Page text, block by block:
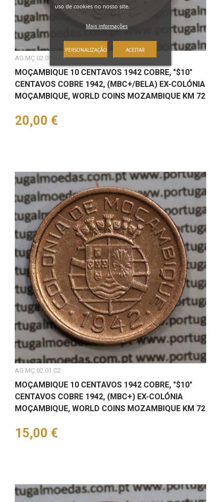
AG.MÇ.02.01.B4
MOÇAMBIQUE 10 CENTAVOS 1942 COBRE, "$10"
CENTAVOS COBRE 1942, (MBC+/BELA) EX-COLÓNIA
MOÇAMBIQUE, WORLD COINS MOZAMBIQUE KM 72
Preço
20,00 €
AG.MÇ.02.01.C2
MOÇAMBIQUE 10 CENTAVOS 1942 COBRE, "$10"
CENTAVOS COBRE 1942, (MBC+) EX-COLÓNIA
MOÇAMBIQUE, WORLD COINS MOZAMBIQUE KM 72
Preço
15,00 €
uso de cookies no nosso site.
Mais informações
PERSONALIZAÇÃO ACEITAR